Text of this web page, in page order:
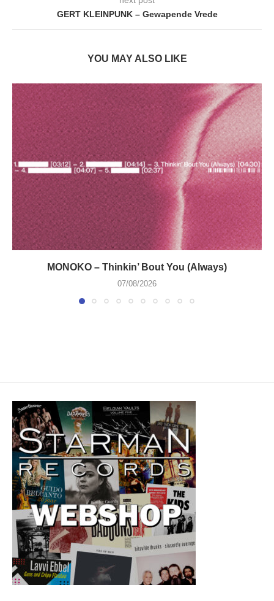
GERT KLEINPUNK – Gewapende Vrede
YOU MAY ALSO LIKE
MONOKO – Thinkin’ Bout You (Always)
07/08/2026